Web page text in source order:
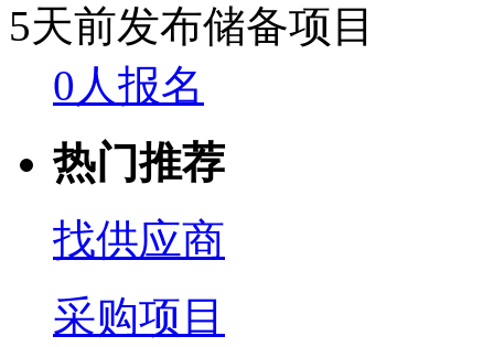
5天前发布储备项目
0人报名
热门推荐
找供应商
采购项目